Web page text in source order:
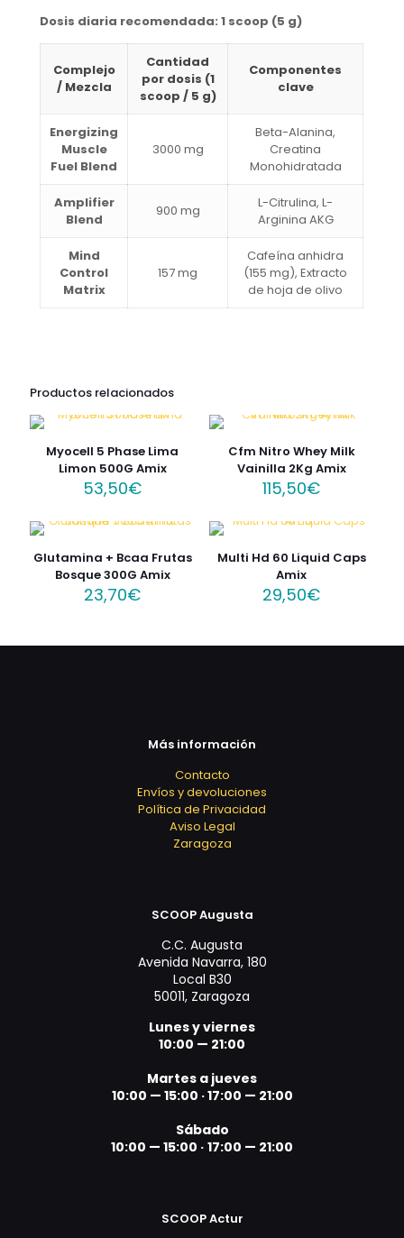
Dosis diaria recomendada: 1 scoop (5 g)
Complejo
/ Mezcla
Cantidad
por dosis (1
scoop / 5 g)
Componentes
clave
Energizing
Muscle
Fuel Blend
3000 mg
Beta-Alanina,
Creatina
Monohidratada
Amplifier
Blend
900 mg
L-Citrulina, L-
Arginina AKG
Mind
Control
Matrix
157 mg
Cafeína anhidra
(155 mg), Extracto
de hoja de olivo
Productos relacionados
Myocell 5 Phase Lima
Limon 500G Amix
53,50€
Cfm Nitro Whey Milk
Vainilla 2Kg Amix
115,50€
Glutamina + Bcaa Frutas
Bosque 300G Amix
23,70€
Multi Hd 60 Liquid Caps
Amix
29,50€
Más información
Contacto
Envíos y devoluciones
Política de Privacidad
Aviso Legal
Zaragoza
SCOOP Augusta
C.C. Augusta
Avenida Navarra, 180
Local B30
50011, Zaragoza
Lunes y viernes
10:00 — 21:00
Martes a jueves
10:00 — 15:00 ·17:00 — 21:00
Sábado
10:00 — 15:00 · 17:00 — 21:00
SCOOP Actur